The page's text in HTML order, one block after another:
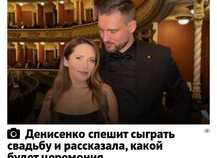
Денисенко спешит сыграть
свадьбу и рассказала, какой